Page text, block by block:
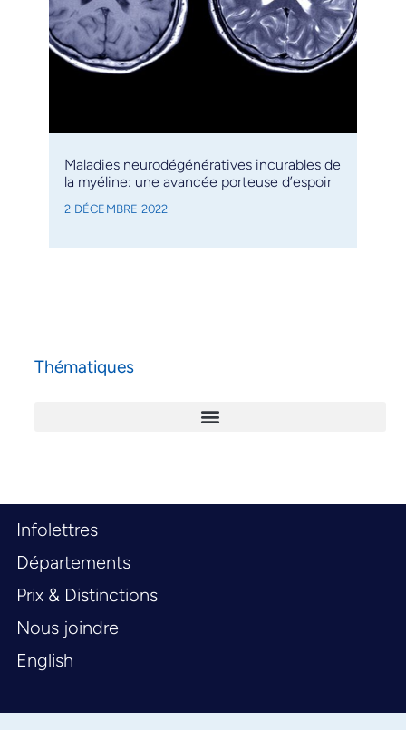
Maladies neurodégénératives incurables de
la myéline: une avancée porteuse d’espoir
2 DÉCEMBRE 2022
Thématiques
Infolettres
Départements
Prix & Distinctions
Nous joindre
English